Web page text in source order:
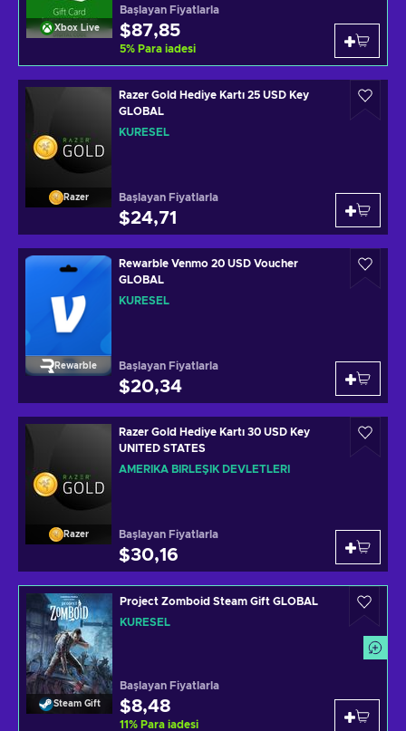
Xbox Live
Başlayan Fiyatlarla
$87,85
5% Para iadesi
Razer
Razer Gold Hediye Kartı 25 USD Key
GLOBAL
KÜRESEL
Başlayan Fiyatlarla
$24,71
Rewarble
Rewarble Venmo 20 USD Voucher
GLOBAL
KÜRESEL
Başlayan Fiyatlarla
$20,34
Razer
Razer Gold Hediye Kartı 30 USD Key
UNITED STATES
AMERIKA BIRLEŞIK DEVLETLERI
Başlayan Fiyatlarla
$30,16
Steam Gift
Project Zomboid Steam Gift GLOBAL
KÜRESEL
Başlayan Fiyatlarla
$8,48
11% Para iadesi